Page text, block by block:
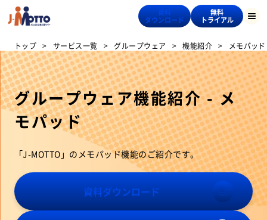
資料
ダウンロード
無料
トライアル
トップ サービス一覧 グループウェア 機能紹介 メモパッド
グループウェア機能紹介 - メ
モパッド
「J-MOTTO」のメモパッド機能のご紹介です。
資料ダウンロード